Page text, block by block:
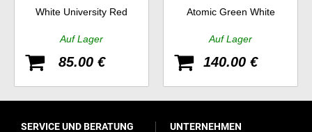
White University Red
Auf Lager
85.00 €
Atomic Green White
Auf Lager
140.00 €
SERVICE UND BERATUNG UNTERNEHMEN